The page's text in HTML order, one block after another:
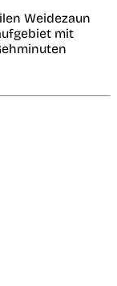
Weidezaun
mit